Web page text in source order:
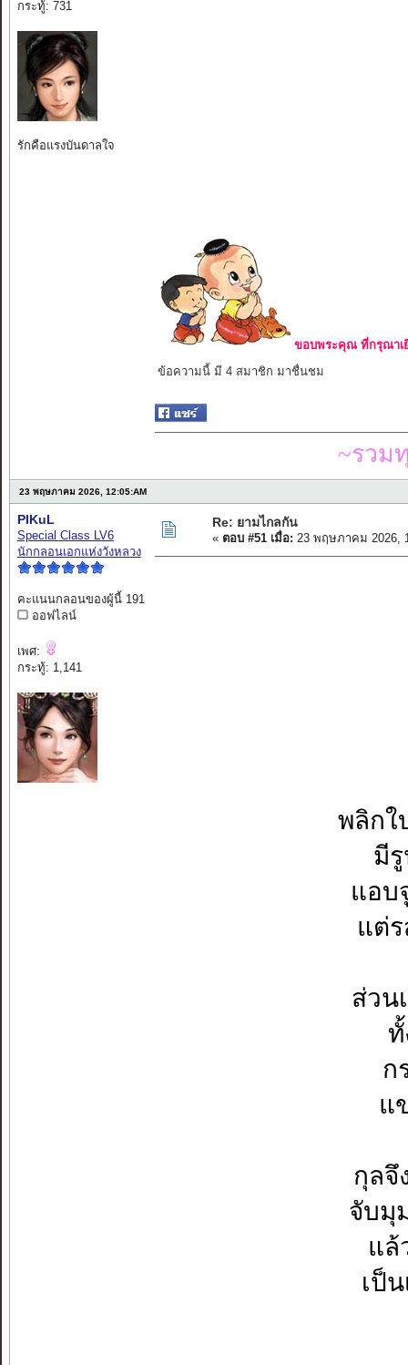
กระทู้: 731
รักคือแรงบันดาลใจ
ขอบพระคุณ ที่กรุณาเ
ข้อความนี้ มี 4 สมาชิก มาชื่นชม
~รวม
23 พฤษภาคม 2026, 12:05:AM
PIKuL
Special Class LV6
นักกลอนเอกแห่งวังหลวง
คะแนนกลอนของผู้นี้ 191
ออฟไลน์
เพศ:
กระทู้: 1,141
Re: ยามไกลกัน
« ตอบ #51 เมื่อ: 23 พฤษภาคม 2026,
พลิกใ
มี
แอบ
แต่
ส่วน
ก
แ
กุลจึ
จับมุ
แล้
เป็